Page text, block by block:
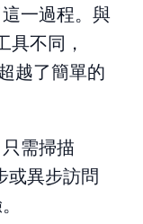
一過程。與
具不同，
越了簡單的
需掃描
或異步訪問